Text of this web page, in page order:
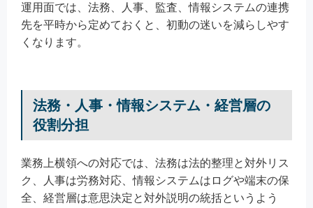
運用面では、法務、人事、監査、情報システムの連携
先を平時から定めておくと、初動の迷いを減らしやす
くなります。
法務・人事・情報システム・経営層の
役割分担
業務上横領への対応では、法務は法的整理と対外リス
ク、人事は労務対応、情報システムはログや端末の保
全、経営層は意思決定と対外説明の統括というよう